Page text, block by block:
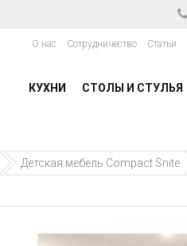
О нас Сотрудничество Статьи
КУХНИ СТОЛЫ И СТУЛЬЯ
Детская мебель Compact Snite